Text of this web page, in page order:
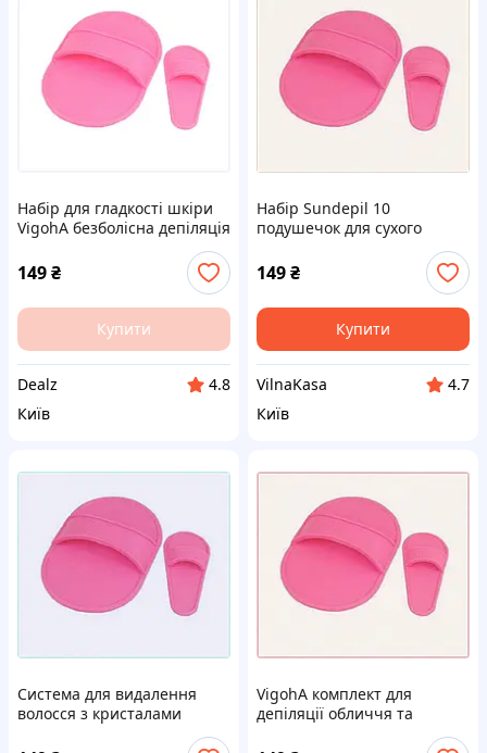
Набір для гладкості шкіри
VigohA безболісна депіляція
149₴
Купити
Dealz
4.8
Київ
Набір Sundepil 10
подушечок для сухого
KA8202009
149₴
Купити
VilnaKasa
4.7
Київ
Система для видалення
волосся з кристалами
VigohA комплект для
депіляції обличчя та
корекції брів, 8202TMT009